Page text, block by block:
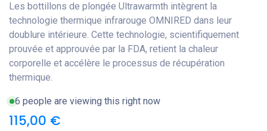
Les bottillons de plongée Ultrawarmth intègrent la
technologie thermique infrarouge OMNIRED dans leur
doublure intérieure. Cette technologie, scientifiquement
prouvée et approuvée par la FDA, retient la chaleur
corporelle et accélère le processus de récupération
thermique.
6 people are viewing this right now
115,00 €